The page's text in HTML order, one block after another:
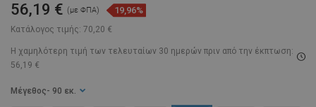
Κατάλογος τιμής: 70,20 €
56,19 € (με ΦΠΑ) 19,96%
Η χαμηλότερη τιμή των τελευταίων 30 ημερών πριν από την έκπτωση:
56,19 €
Μέγεθος - 90 εκ.